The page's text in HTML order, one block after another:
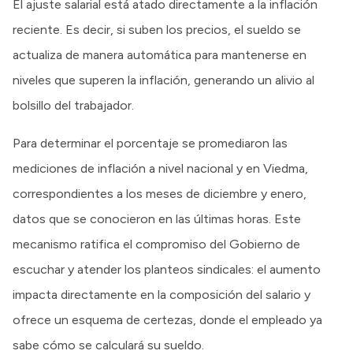
El ajuste salarial está atado directamente a la inflación
reciente. Es decir, si suben los precios, el sueldo se
actualiza de manera automática para mantenerse en
niveles que superen la inflación, generando un alivio al
bolsillo del trabajador.
Para determinar el porcentaje se promediaron las
mediciones de inflación a nivel nacional y en Viedma,
correspondientes a los meses de diciembre y enero,
datos que se conocieron en las últimas horas. Este
mecanismo ratifica el compromiso del Gobierno de
escuchar y atender los planteos sindicales: el aumento
impacta directamente en la composición del salario y
ofrece un esquema de certezas, donde el empleado ya
sabe cómo se calculará su sueldo.